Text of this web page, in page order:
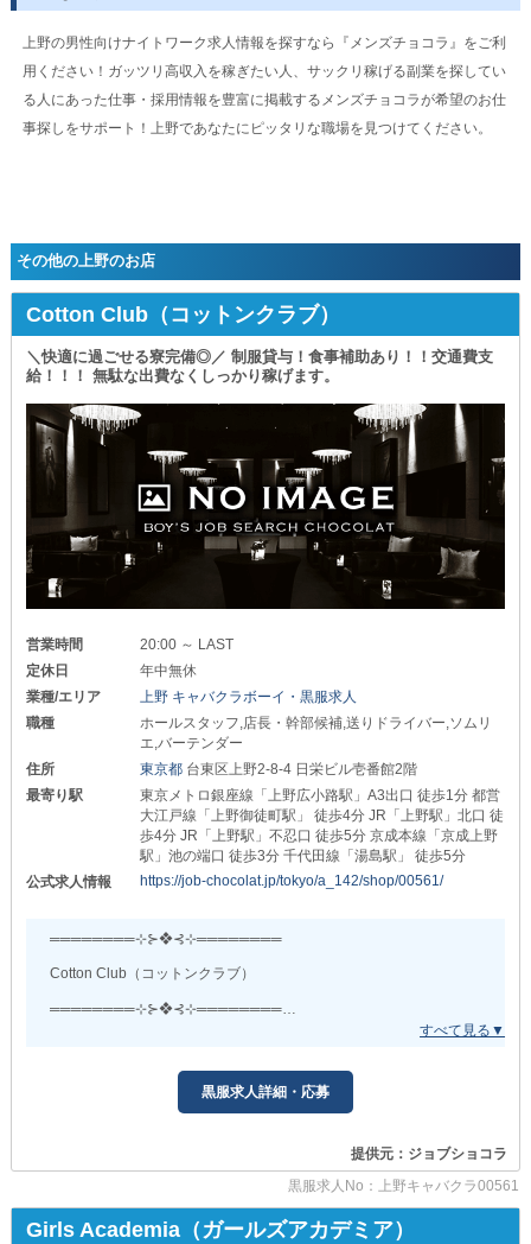
働きながら経営ノウハウを学べます！
将来、自分のお店を持ちたい方にオススメです◎
■体験入社OK■
営業風景や業務の流れを事前に確認できます！
皆様からのたくさんのご応募を
心よりお待ちしています。
上野の男性向けナイトワーク求人情報を探すなら『メンズチョコラ』をご利
用ください！ガッツリ高収入を稼ぎたい人、サックリ稼げる副業を探してい
る人にあった仕事・採用情報を豊富に掲載するメンズチョコラが希望のお仕
事探しをサポート！上野であなたにピッタリな職場を見つけてください。
その他の上野のお店
Cotton Club（コットンクラブ）
＼快適に過ごせる寮完備◎／ 制服貸与！食事補助あり！！交通費支
給！！！ 無駄な出費なくしっかり稼げます。
営業時間
20:00 ～ LAST
定休日
年中無休
業種/エリア
上野 キャバクラボーイ・黒服求人
職種
ホールスタッフ,店長・幹部候補,送りドライバー,ソムリ
エ,バーテンダー
住所
東京都 台東区上野2-8-4 日栄ビル壱番館2階
最寄り駅
東京メトロ銀座線「上野広小路駅」A3出口 徒歩1分 都営
大江戸線「上野御徒町駅」 徒歩4分 JR「上野駅」北口 徒
歩4分 JR「上野駅」不忍口 徒歩5分 京成本線「京成上野
駅」池の端口 徒歩3分 千代田線「湯島駅」 徒歩5分
公式求人情報
https://job-chocolat.jp/tokyo/a_142/shop/00561/
════════⊹⊱❖⊰⊹════════
Cotton Club（コットンクラブ）
════════⊹⊱❖⊰⊹════════
屈指の集客力を誇る【コットンクラブ】。
その舞台裏を支え、お客様に快適な時間を
主な業務は――
黒服求人詳細・応募
提供元：ジョブショコラ
黒服求人No：上野キャバクラ00561
Girls Academia（ガールズアカデミア）